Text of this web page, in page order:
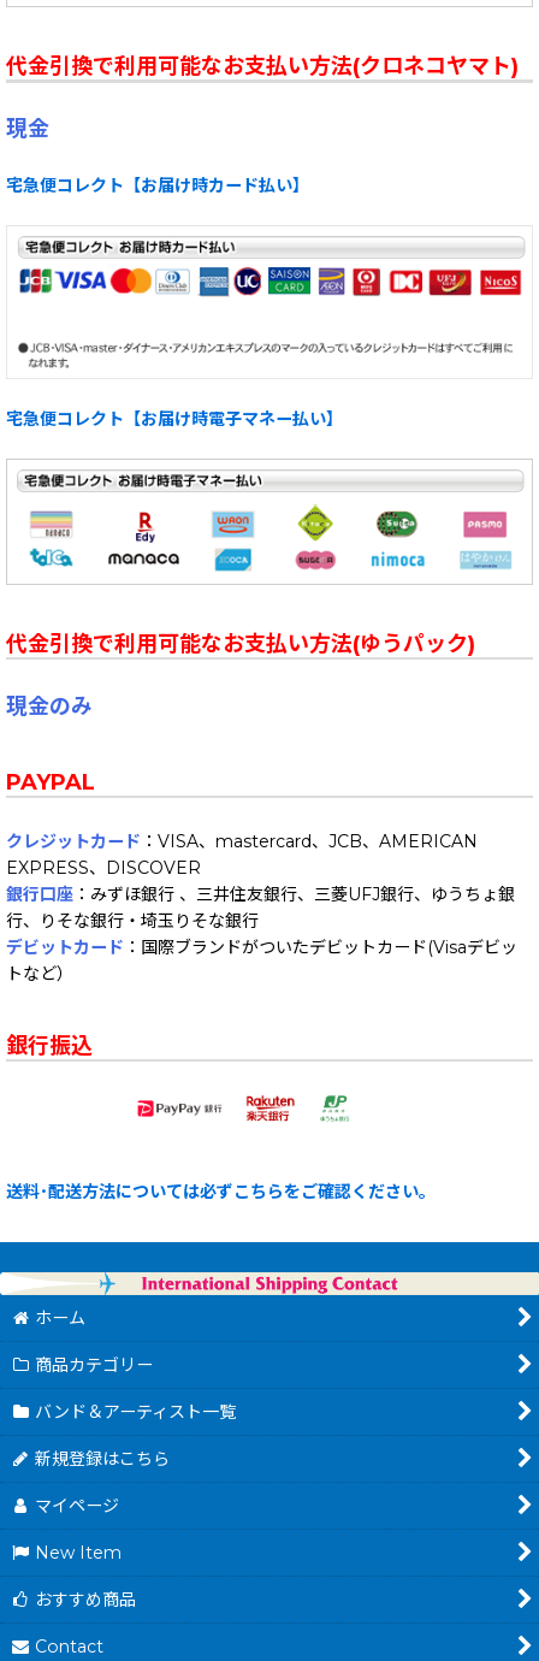
代金引換で利用可能なお支払い方法(クロネコヤマト)
現金
宅急便コレクト【お届け時カード払い】
宅急便コレクト【お届け時電子マネー払い】
代金引換で利用可能なお支払い方法(ゆうパック)
現金のみ
PAYPAL
クレジットカード ：VISA、mastercard、JCB、AMERICAN
EXPRESS、DISCOVER
銀行口座 ：みずほ銀行 、三井住友銀行、三菱UFJ銀行、ゆうちょ銀
行、りそな銀行・埼玉りそな銀行
デビットカード ：国際ブランドがついたデビットカード(Visaデビッ
トなど）
銀行振込
送料･配送方法については必ずこちらをご確認ください。
ホーム
商品カテゴリー
バンド＆アーティスト一覧
新規登録はこちら
マイページ
New Item
おすすめ商品
Contact